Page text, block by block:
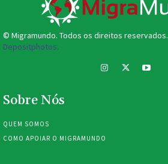
© Migramundo. Todos os direitos reservados.
Depositphotos.
Sobre Nós
QUEM SOMOS
COMO APOIAR O MIGRAMUNDO